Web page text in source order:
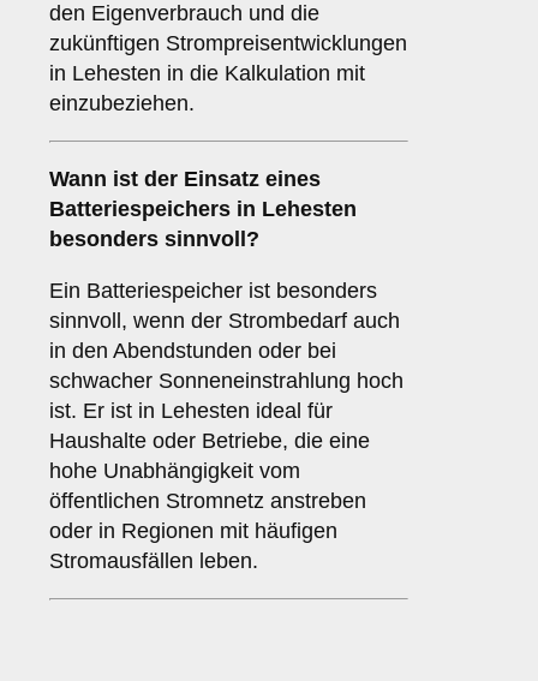
den Eigenverbrauch und die
zukünftigen Strompreisentwicklungen
in Lehesten in die Kalkulation mit
einzubeziehen.
Wann ist der Einsatz eines
Batteriespeichers in Lehesten
besonders sinnvoll?
Ein Batteriespeicher ist besonders
sinnvoll, wenn der Strombedarf auch
in den Abendstunden oder bei
schwacher Sonneneinstrahlung hoch
ist. Er ist in Lehesten ideal für
Haushalte oder Betriebe, die eine
hohe Unabhängigkeit vom
öffentlichen Stromnetz anstreben
oder in Regionen mit häufigen
Stromausfällen leben.